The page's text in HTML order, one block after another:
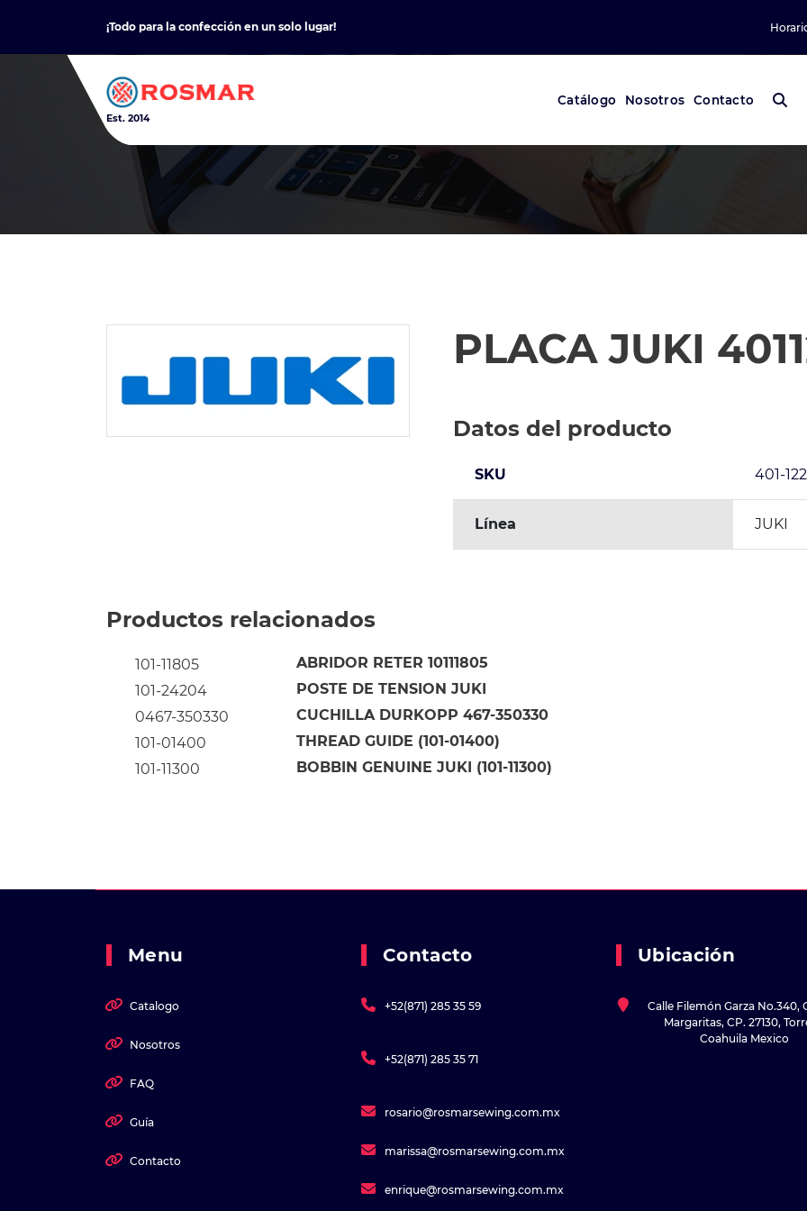
content
¡Todo para la confección en un solo lugar!
Est. 2014
Catálogo Nosotros Contacto
PLACA JUKI
Datos del producto
SKU 401-
Línea JUKI
Productos relacionados
101-11805 ABRIDOR RETER 10111805
101-24204
POSTE DE TENSION JUKI
0467-350330
CUCHILLA DURKOPP 467-350330
101-01400
THREAD GUIDE (101-01400)
101-11300
BOBBIN GENUINE JUKI (101-11300)
Menu
Catalogo
Nosotros
FAQ
Guía
Contacto
Contacto
+52(871) 285 35 59
+52(871) 285 35 71
rosario@rosmarsewing.com.mx
marissa@rosmarsewing.com.mx
enrique@rosmarsewing.com.mx
Ubicación
Calle Filemón Garza No.340,
Margaritas, CP. 27130,
Coahuila Mexico